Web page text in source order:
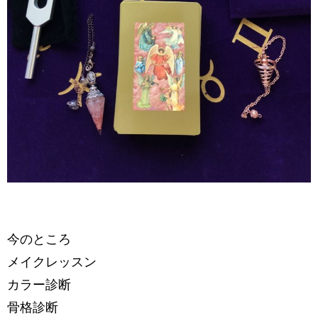
今のところ
メイクレッスン
カラー診断
骨格診断